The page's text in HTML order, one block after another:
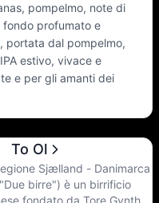
pompelmo, note di
fondo profumato e
portata dal pompelmo,
estivo, vivace e
e per gli amanti dei
To Ol
Sjælland - Danimarca
birre") è un birrificio
fondato da Tore Gynther